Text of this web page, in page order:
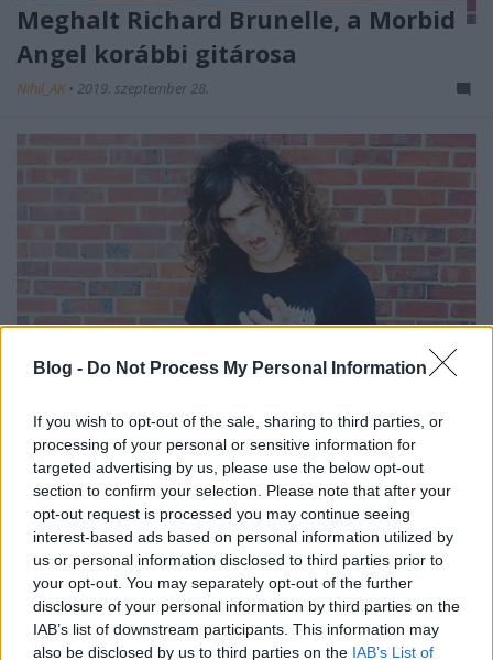
Blog - Do Not Process My Personal Information
If you wish to opt-out of the sale, sharing to third parties, or
processing of your personal or sensitive information for
targeted advertising by us, please use the below opt-out
section to confirm your selection. Please note that after your
opt-out request is processed you may continue seeing
interest-based ads based on personal information utilized by
us or personal information disclosed to third parties prior to
your opt-out. You may separately opt-out of the further
disclosure of your personal information by third parties on the
IAB’s list of downstream participants. This information may
also be disclosed by us to third parties on the IAB’s List of
Meghalt Richard Brunelle, a Morbid
Angel korábbi gitárosa
Nihil_AK • 2019. szeptember 28.
Ötvenöt éves korában elhunyt aMorbid Angel
korábbi gitárosa, Richard Brunelle. A zenész
halálhírét sógornője erősítette meg a Facebookon, ...